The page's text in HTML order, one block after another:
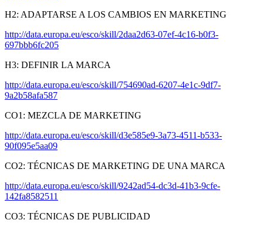
H2: ADAPTARSE A LOS CAMBIOS EN MARKETING
http://data.europa.eu/esco/skill/2daa2d63-07ef-4c16-b0f3-
697bbb6fc205
H3: DEFINIR LA MARCA
http://data.europa.eu/esco/skill/754690ad-6207-4e1c-9df7-
9a2b58afa587
CO1: MEZCLA DE MARKETING
http://data.europa.eu/esco/skill/d3e585e9-3a73-4511-b533-
90f095e5aa09
CO2: TÉCNICAS DE MARKETING DE UNA MARCA
http://data.europa.eu/esco/skill/9242ad54-dc3d-41b3-9cfe-
142fa8582511
CO3: TÉCNICAS DE PUBLICIDAD